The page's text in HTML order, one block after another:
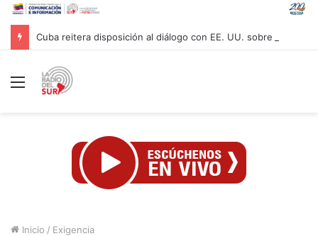
Menú
Inicio / Exigencia